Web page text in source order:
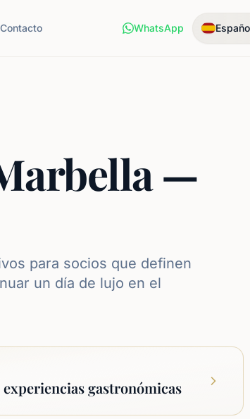
Contacto WhatsApp
—
para socios que definen
un día de lujo en el
gastronómicas